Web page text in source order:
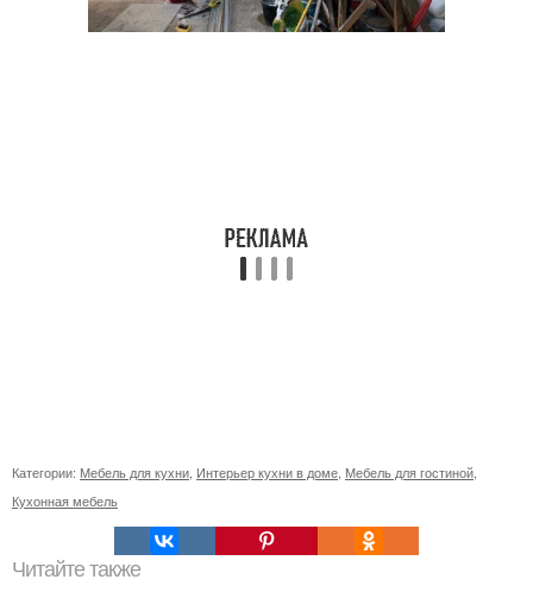
Категории: Мебель для кухни Интерьер кухни в доме Мебель для гостиной
Кухонная мебель
Читайте также